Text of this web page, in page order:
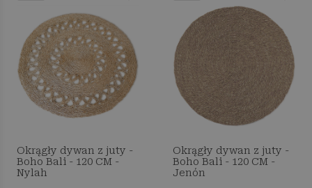
Okrągły dywan z juty -
Boho Bali - 120 CM -
Nylah
Okrągły dywan z juty -
Boho Bali - 120 CM -
Jenón